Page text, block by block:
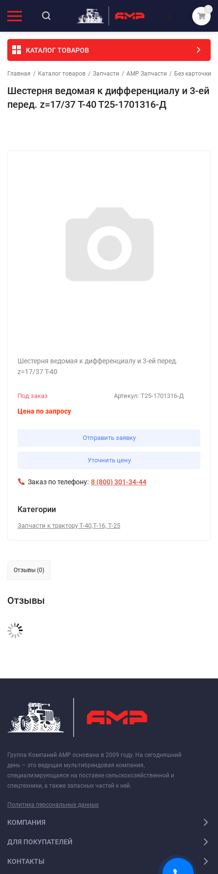
0
КАТАЛОГ ТОВАРОВ
Главная / Каталог товаров / Запчасти / АМР Запчасти / Без карточки
Шестерня ведомая к дифференциалу и 3-ей
перед. z=17/37 Т-40 Т25-1701316-Д
Шестерня ведомая к дифференциалу и 3-ей перед.
z=17/37 Т-40
Артикул: Т25-1701316-Д
Под заказ
Цена по запросу
Отправить заявку
Уточнить цену
Заказ по телефону: 8 (800) 301-34-44
Категории
Запчасти к трактору Т-40,Т-16, Т-25
Отзывы (0)
Отзывы
Группа Компаний АМР основана в 2009 году. На сегодняшний
день – это ведущая мультибрендовая компания,
специализирующаяся на поставке сельскохозяйственной и
спецтехники, а также запасных частей к ней.
Политика персональных данных
КОМПАНИЯ
ДЛЯ ПОКУПАТЕЛЕЙ
КОНТАКТЫ